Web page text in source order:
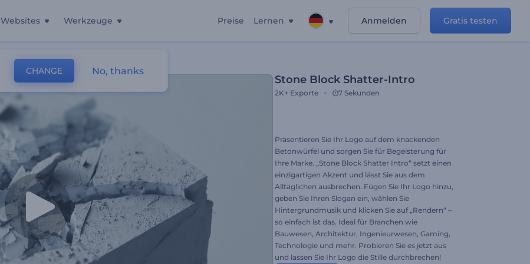
Websites Werkzeuge Preise Lernen Anmelden Gratis testen
Stone Block Shatter-Intro
2K+ Exporte 7 Sekunden
Präsentieren Sie Ihr Logo auf dem knackenden
Betonwürfel und sorgen Sie für Begeisterung für
Ihre Marke. „Stone Block Shatter Intro“ setzt einen
einzigartigen Akzent und lässt Sie aus dem
Alltäglichen ausbrechen. Fügen Sie Ihr Logo hinzu,
geben Sie Ihren Slogan ein, wählen Sie
Hintergrundmusik und klicken Sie auf „Rendern“ –
so einfach ist das. Ideal für Branchen wie
Bauwesen, Architektur, Ingenieurwesen, Gaming,
Technologie und mehr. Probieren Sie es jetzt aus
und lassen Sie Ihr Logo die Stille durchbrechen!
CHANGE No, thanks